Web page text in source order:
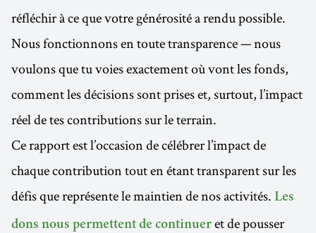
réfléchir à ce que votre générosité a rendu possible.
Nous fonctionnons en toute transparence — nous
voulons que tu voies exactement où vont les fonds,
comment les décisions sont prises et, surtout, l’impact
réel de tes contributions sur le terrain.
Ce rapport est l’occasion de célébrer l’impact de
chaque contribution tout en étant transparent sur les
défis que représente le maintien de nos activités. Les
dons nous permettent de continuer et de pousser